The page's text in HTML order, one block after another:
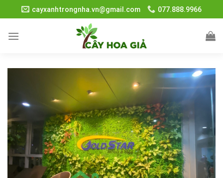
to
content
cayxanhtrongnha.vn@gmail.com 077.888.9966